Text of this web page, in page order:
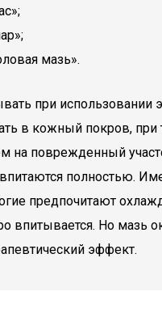
мазь».
при использовании
в кожный покров, при
на поврежденный
полностью.
предпочитают
впитывается. Но мазь
эффект.